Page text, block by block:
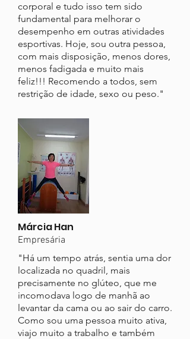
corporal e tudo isso tem sido
fundamental para melhorar o
desempenho em outras atividades
esportivas. Hoje, sou outra pessoa,
com mais disposição, menos dores,
menos fadigada e muito mais
feliz!!! Recomendo a todos, sem
restrição de idade, sexo ou peso."
Márcia Han
Empresária
"Há um tempo atrás, sentia uma dor
localizada no quadril, mais
precisamente no glúteo, que me
incomodava logo de manhã ao
levantar da cama ou ao sair do carro.
Como sou uma pessoa muito ativa,
viajo muito a trabalho e também